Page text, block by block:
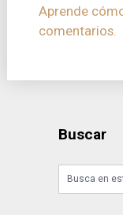
Aprende
comentarios.
Buscar